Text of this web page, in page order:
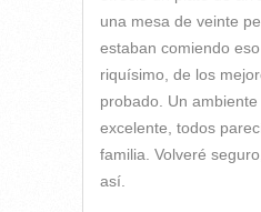
una mesa de veinte
estaban comiendo
riquísimo, de los
probado. Un
excelente, todos
familia. Volveré
así.